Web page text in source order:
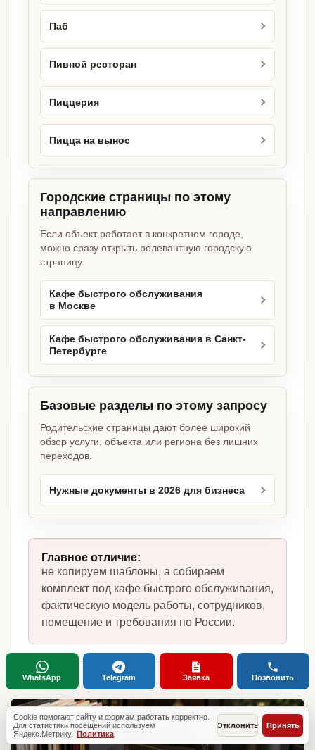
Паб
Пивной ресторан
Пиццерия
Пицца на вынос
Городские страницы по этому
направлению
Если объект работает в конкретном городе,
можно сразу открыть релевантную городскую
страницу.
Кафе быстрого обслуживания
в Москве
Кафе быстрого обслуживания в Санкт-
Петербурге
Базовые разделы по этому запросу
Родительские страницы дают более широкий
обзор услуги, объекта или региона без лишних
переходов.
Нужные документы в 2026 для бизнеса
Главное отличие:
не копируем шаблоны, а собираем
комплект под кафе быстрого обслуживания,
фактическую модель работы, сотрудников,
помещение и требования по России.
Cookie помогают сайту и формам работать корректно.
Для статистики посещений используем
Яндекс.Метрику. Политика
Отклонить Принять
WhatsApp Telegram Заявка Позвонить